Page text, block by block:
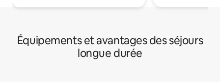
Équipements et avantages des séjours
longue durée